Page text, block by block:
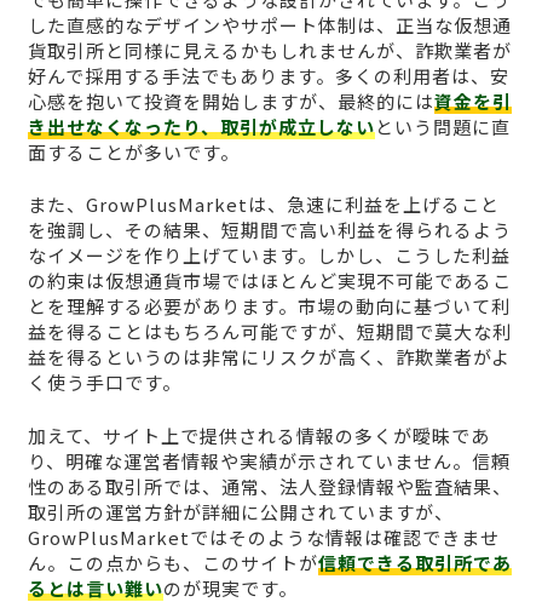
した直感的なデザインやサポート体制は、正当な仮想通
貨取引所と同様に見えるかもしれませんが、詐欺業者が
好んで採用する手法でもあります。多くの利用者は、安
心感を抱いて投資を開始しますが、最終的には資金を引
き出せなくなったり、取引が成立しないという問題に直
面することが多いです。
また、GrowPlusMarketは、急速に利益を上げること
を強調し、その結果、短期間で高い利益を得られるよう
なイメージを作り上げています。しかし、こうした利益
の約束は仮想通貨市場ではほとんど実現不可能であるこ
とを理解する必要があります。市場の動向に基づいて利
益を得ることはもちろん可能ですが、短期間で莫大な利
益を得るというのは非常にリスクが高く、詐欺業者がよ
く使う手口です。
加えて、サイト上で提供される情報の多くが曖昧であ
り、明確な運営者情報や実績が示されていません。信頼
性のある取引所では、通常、法人登録情報や監査結果、
取引所の運営方針が詳細に公開されていますが、
GrowPlusMarketではそのような情報は確認できませ
ん。この点からも、このサイトが信頼できる取引所であ
るとは言い難いのが現実です。